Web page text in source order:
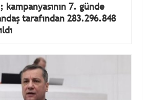
kampanyasının 7. günde
tarafından 283.296.848